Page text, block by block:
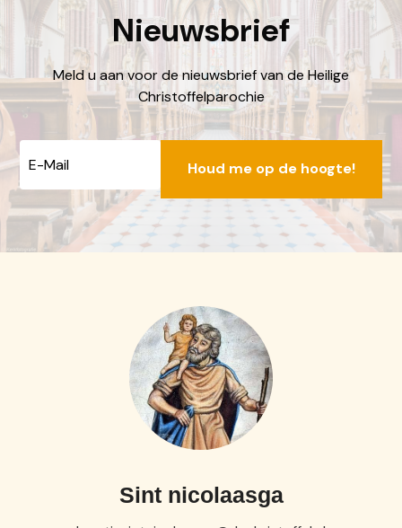
Nieuwsbrief
Meld u aan voor de nieuwsbrief van de Heilige
Christoffelparochie
Sint nicolaasga